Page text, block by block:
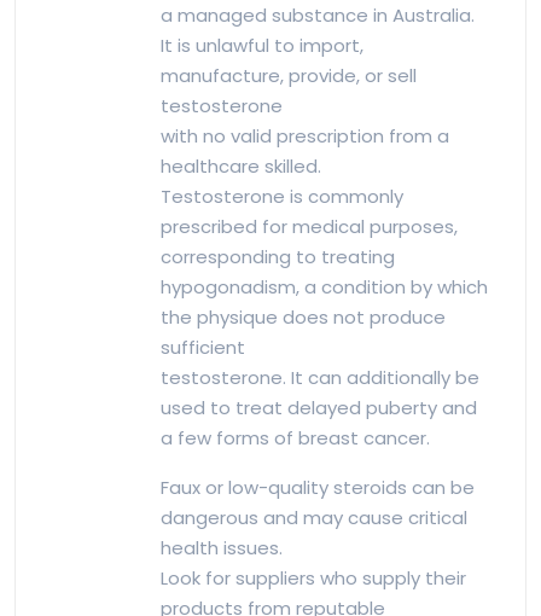
a managed substance in Australia.
It is unlawful to import,
manufacture, provide, or sell
testosterone
with no valid prescription from a
healthcare skilled.
Testosterone is commonly
prescribed for medical purposes,
corresponding to treating
hypogonadism, a condition by which
the physique does not produce
sufficient
testosterone. It can additionally be
used to treat delayed puberty and
a few forms of breast cancer.
Faux or low-quality steroids can be
dangerous and may cause critical
health issues.
Look for suppliers who supply their
products from reputable